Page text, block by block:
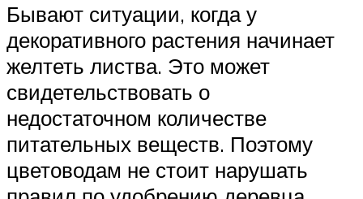
Бывают ситуации, когда у
декоративного растения начинает
желтеть листва. Это может
свидетельствовать о
недостаточном количестве
питательных веществ. Поэтому
цветоводам не стоит нарушать